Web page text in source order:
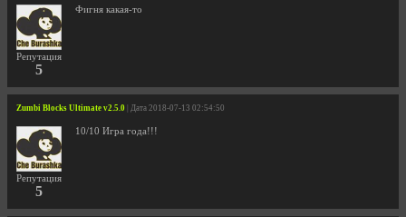
Репутация
5
Фигня какая-то
Zumbi Blocks Ultimate v2.5.0 | Дата 2018-07-13 02:54:50
Репутация
5
10/10 Игра года!!!